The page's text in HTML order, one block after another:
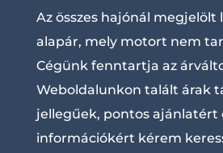
Az összes hajónál
alapár, mely motort nem
Cégünk fenntartja az
Weboldalunkon talált árak
jellegűek, pontos ajánlatért
információkért kérem